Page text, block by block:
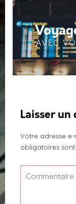
AVEC
Laisser un
Votre adresse
obligatoires